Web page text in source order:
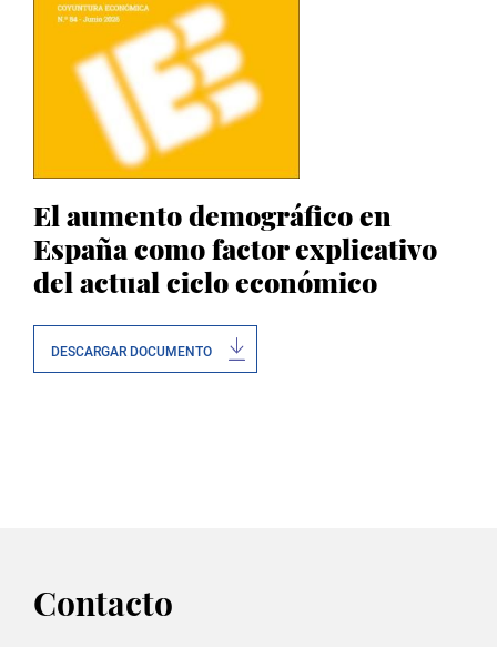
El aumento demográfico en
España como factor explicativo
del actual ciclo económico
DESCARGAR DOCUMENTO
Contacto